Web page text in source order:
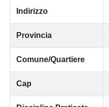
Indirizzo
Provincia
Comune/Quartiere
Cap